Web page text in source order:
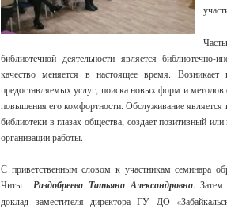
библиотечной деятельности является
качество меняется в настоящее время. Возникает
предоставляемых услуг, поиска новых форм и методов
повышения его комфортности. Обслуживание
библиотеки в глазах общества, создает позитивный
организации работы.
С приветственным словом к участникам семинара
Читы Раздобреева Татьяна Александровна. Затем
доклад заместителя директора ГУ ДО